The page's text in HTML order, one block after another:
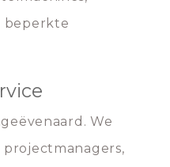
beperkte
We